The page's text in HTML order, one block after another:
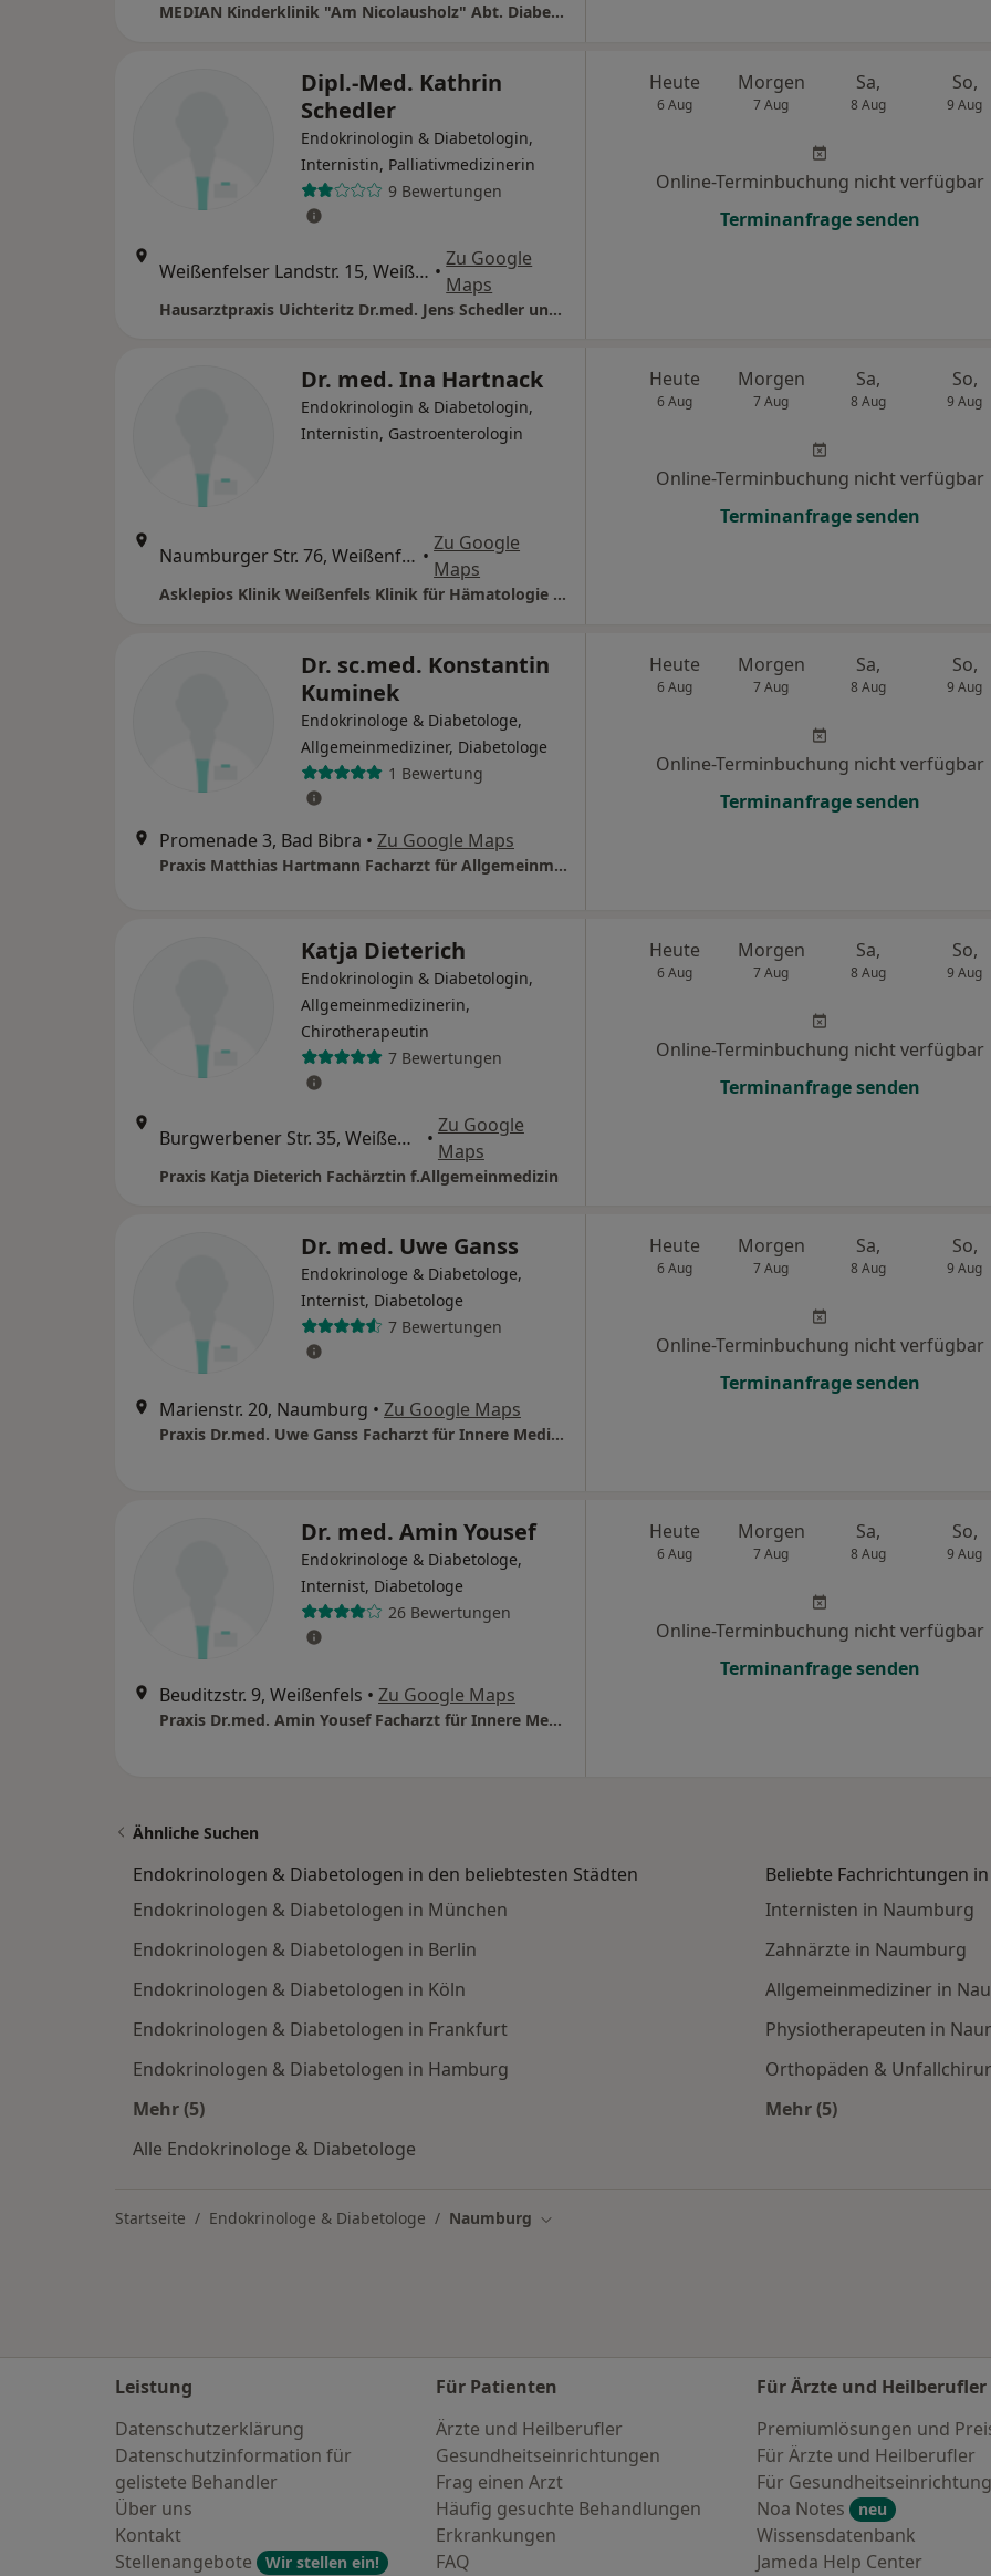
MEDIAN Kinderklinik "Am Nicolausholz" Abt. Diabetologie
Dipl.-Med. Kathrin
Schedler
Endokrinologin & Diabetologin,
Internistin, Palliativmedizinerin
9 Bewertungen
Weißenfelser Landstr. 15, Weißenfels •
Zu Google
Maps
Hausarztpraxis Uichteritz Dr.med. Jens Schedler und Kathrin Schedler
Heute
6 Aug
Morgen
7 Aug
Sa,
8 Aug
So,
9 Aug
Online-Terminbuchung nicht verfügbar
Terminanfrage senden
Dr. med. Ina Hartnack
Endokrinologin & Diabetologin,
Internistin, Gastroenterologin
Naumburger Str. 76, Weißenfels •
Zu Google
Maps
Asklepios Klinik Weißenfels Klinik für Hämatologie und intern. Onkologie
Heute
6 Aug
Morgen
7 Aug
Sa,
8 Aug
So,
9 Aug
Online-Terminbuchung nicht verfügbar
Terminanfrage senden
Dr. sc.med. Konstantin
Kuminek
Endokrinologe & Diabetologe,
Allgemeinmediziner, Diabetologe
1 Bewertung
Promenade 3, Bad Bibra • Zu Google Maps
Praxis Matthias Hartmann Facharzt für Allgemeinmedizin
Heute
6 Aug
Morgen
7 Aug
Sa,
8 Aug
So,
9 Aug
Online-Terminbuchung nicht verfügbar
Terminanfrage senden
Katja Dieterich
Endokrinologin & Diabetologin,
Allgemeinmedizinerin,
Chirotherapeutin
7 Bewertungen
Burgwerbener Str. 35, Weißenfels •
Zu Google
Maps
Praxis Katja Dieterich Fachärztin f.Allgemeinmedizin
Heute
6 Aug
Morgen
7 Aug
Sa,
8 Aug
So,
9 Aug
Online-Terminbuchung nicht verfügbar
Terminanfrage senden
Dr. med. Uwe Ganss
Endokrinologe & Diabetologe,
Internist, Diabetologe
7 Bewertungen
Marienstr. 20, Naumburg • Zu Google Maps
Praxis Dr.med. Uwe Ganss Facharzt für Innere Medizin
Heute
6 Aug
Morgen
7 Aug
Sa,
8 Aug
So,
9 Aug
Online-Terminbuchung nicht verfügbar
Terminanfrage senden
Dr. med. Amin Yousef
Endokrinologe & Diabetologe,
Internist, Diabetologe
26 Bewertungen
Beuditzstr. 9, Weißenfels • Zu Google Maps
Praxis Dr.med. Amin Yousef Facharzt für Innere Medizin
Heute
6 Aug
Morgen
7 Aug
Sa,
8 Aug
So,
9 Aug
Online-Terminbuchung nicht verfügbar
Terminanfrage senden
Ähnliche Suchen
Endokrinologen & Diabetologen in den beliebtesten Städten
Endokrinologen & Diabetologen in München
Endokrinologen & Diabetologen in Berlin
Endokrinologen & Diabetologen in Köln
Endokrinologen & Diabetologen in Frankfurt
Endokrinologen & Diabetologen in Hamburg
Mehr (5)
Alle Endokrinologe & Diabetologe
Beliebte Fachrichtungen
Internisten in Naumburg
Zahnärzte in Naumburg
Allgemeinmediziner in
Physiotherapeuten in
Orthopäden &
Mehr (5)
Startseite Endokrinologe & Diabetologe Naumburg Stadt ändern
Leistung
Datenschutzerklärung
Datenschutzinformation für
gelistete Behandler
Über uns
Kontakt
Stellenangebote
Wir stellen ein!
Für Patienten
Ärzte und Heilberufler
Gesundheitseinrichtungen
Frag einen Arzt
Häufig gesuchte Behandlungen
Erkrankungen
FAQ
Für Ärzte und Heilberufler
Premiumlösungen und
Für Ärzte und Heilberufler
Für
Noa Notes
neu
Wissensdatenbank
Jameda Help Center